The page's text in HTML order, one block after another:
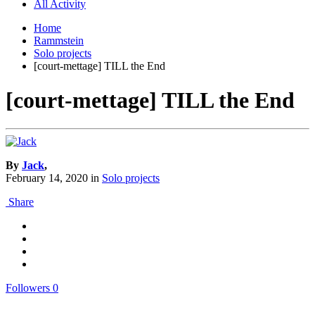
All Activity
Home
Rammstein
Solo projects
[court-mettage] TILL the End
[court-mettage] TILL the End
By Jack,
February 14, 2020 in Solo projects
Share
Followers 0